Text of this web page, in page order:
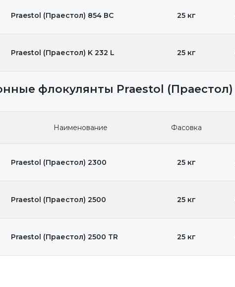
Praestol (Праестол) 854 ВС 25 кг
Praestol (Праестол) K 232 L 25 кг
флокулянты Praestol (Праестол)
Наименование Фасовка
Praestol (Праестол) 2300 25 кг
Praestol (Праестол) 2500 25 кг
Praestol (Праестол) 2500 TR 25 кг